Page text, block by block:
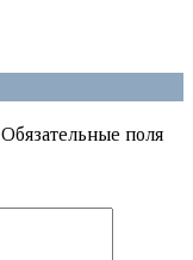
Обязательные поля